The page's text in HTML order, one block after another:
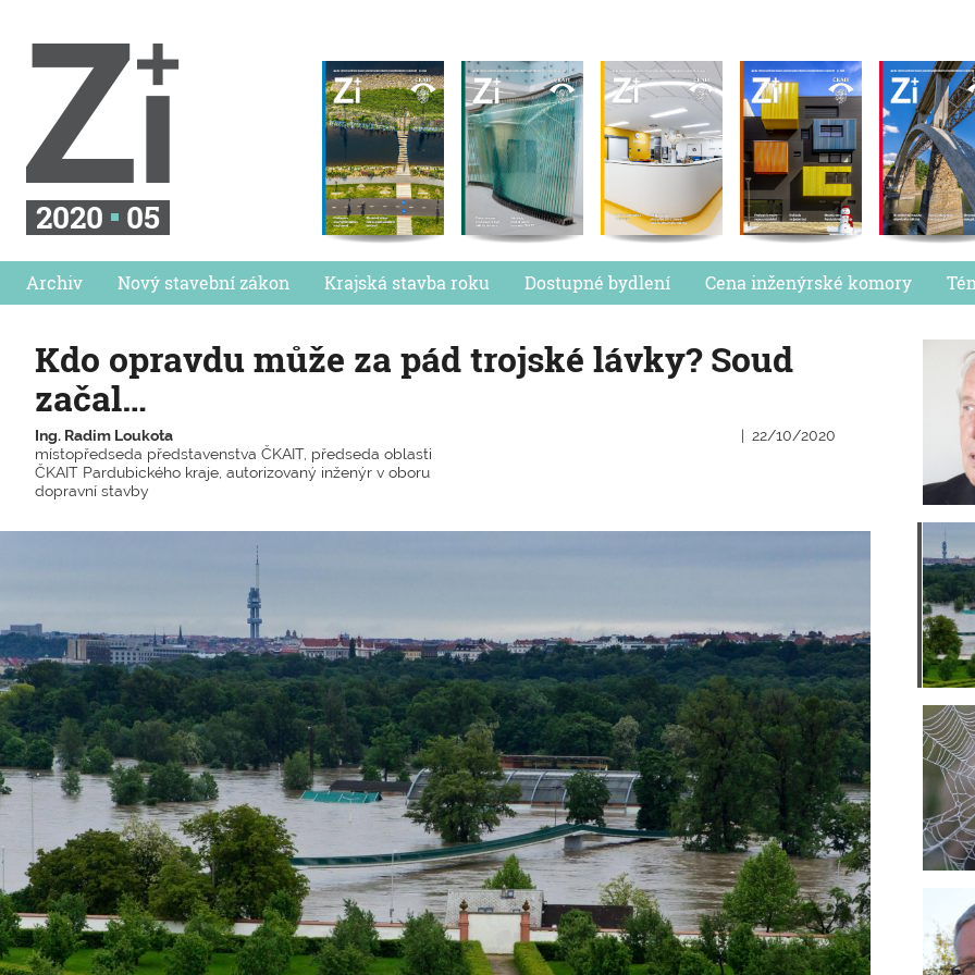
2020 05
Archiv Nový stavební zákon Krajská stavba roku Dostupné bydlení Cena inženýrské komory
Kdo opravdu může za pád trojské lávky? Soud
začal…
Ing. Radim Loukota
místopředseda představenstva ČKAIT, předseda oblasti
ČKAIT Pardubického kraje, autorizovaný inženýr v oboru
dopravní stavby
22/10/2020